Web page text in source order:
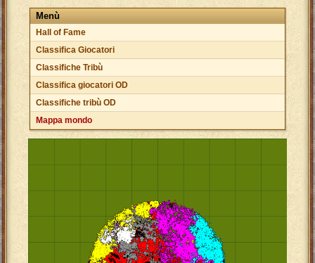
Menù
Hall of Fame
Classifica Giocatori
Classifiche Tribù
Classifica giocatori OD
Classifiche tribù OD
Mappa mondo